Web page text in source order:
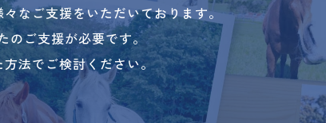
なご支援をいただいております。
のご支援が必要です。
法でご検討ください。